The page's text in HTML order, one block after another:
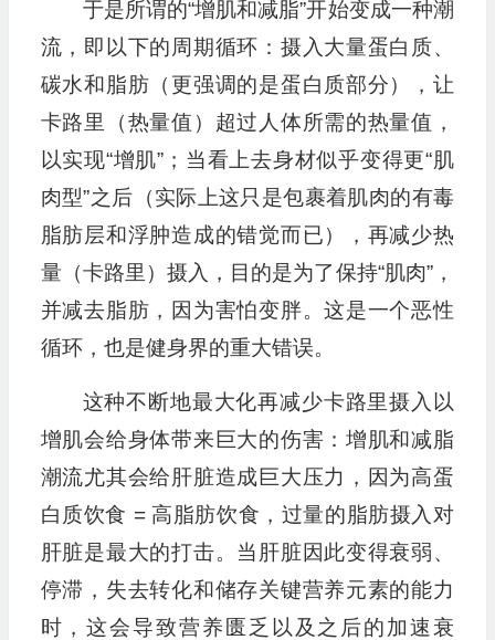
于是所谓的“增肌和减脂”开始变成一种潮
流，即以下的周期循环：摄入大量蛋白质、
碳水和脂肪（更强调的是蛋白质部分），让
卡路里（热量值）超过人体所需的热量值，
以实现“增肌”；当看上去身材似乎变得更“肌
肉型”之后（实际上这只是包裹着肌肉的有毒
脂肪层和浮肿造成的错觉而已），再减少热
量（卡路里）摄入，目的是为了保持“肌肉”，
并减去脂肪，因为害怕变胖。这是一个恶性
循环，也是健身界的重大错误。
这种不断地最大化再减少卡路里摄入以
增肌会给身体带来巨大的伤害：增肌和减脂
潮流尤其会给肝脏造成巨大压力，因为高蛋
白质饮食 = 高脂肪饮食，过量的脂肪摄入对
肝脏是最大的打击。当肝脏因此变得衰弱、
停滞，失去转化和储存关键营养元素的能力
时，这会导致营养匮乏以及之后的加速衰